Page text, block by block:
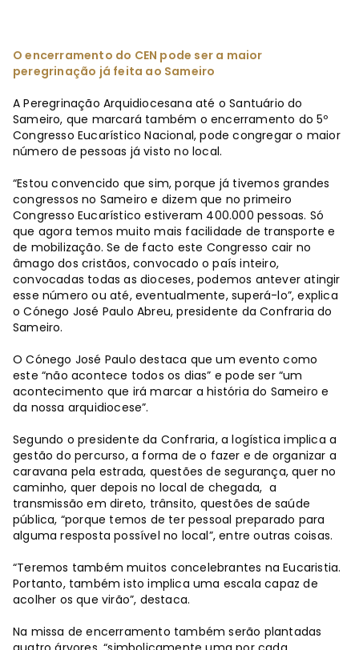
O encerramento do CEN pode ser a maior
peregrinação já feita ao Sameiro
A Peregrinação Arquidiocesana até o Santuário do
Sameiro, que marcará também o encerramento do 5º
Congresso Eucarístico Nacional, pode congregar o maior
número de pessoas já visto no local.
“Estou convencido que sim, porque já tivemos grandes
congressos no Sameiro e dizem que no primeiro
Congresso Eucarístico estiveram 400.000 pessoas. Só
que agora temos muito mais facilidade de transporte e
de mobilização. Se de facto este Congresso cair no
âmago dos cristãos, convocado o país inteiro,
convocadas todas as dioceses, podemos antever atingir
esse número ou até, eventualmente, superá-lo”, explica
o Cónego José Paulo Abreu, presidente da Confraria do
Sameiro.
O Cónego José Paulo destaca que um evento como
este “não acontece todos os dias” e pode ser “um
acontecimento que irá marcar a história do Sameiro e
da nossa arquidiocese”.
Segundo o presidente da Confraria, a logística implica a
gestão do percurso, a forma de o fazer e de organizar a
caravana pela estrada, questões de segurança, quer no
caminho, quer depois no local de chegada, a
transmissão em direto, trânsito, questões de saúde
pública, “porque temos de ter pessoal preparado para
alguma resposta possível no local”, entre outras coisas.
“Teremos também muitos concelebrantes na Eucaristia.
Portanto, também isto implica uma escala capaz de
acolher os que virão”, destaca.
Na missa de encerramento também serão plantadas